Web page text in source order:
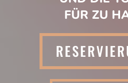
FÜR ZU